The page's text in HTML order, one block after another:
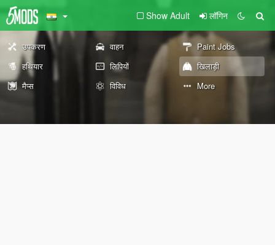
Show Adult लॉगिन
उपकरण वाहन
Paint Jobs
हथियार
लिपियों
खिलाड़ी
मैप्स
विविध More